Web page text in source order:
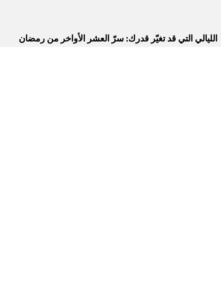
الليالي التي قد تغيّر قدرك: سرّ العشر الأواخر من رمضان